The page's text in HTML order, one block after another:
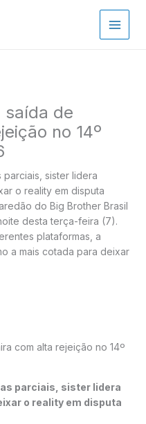
saída de
no 14º
sister lidera
o reality em disputa
do Big Brother Brasil
desta terça-feira (7).
plataformas, a
a mais cotada para deixar
com alta rejeição no 14º
parciais, sister lidera
o reality em disputa